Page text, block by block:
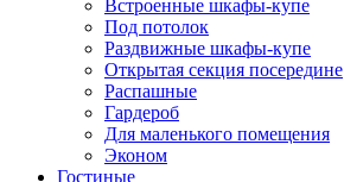
Встроенные шкафы-купе
Под потолок
Раздвижные шкафы-купе
Открытая секция посередине
Распашные
Гардероб
Для маленького помещения
Эконом
Гостиные